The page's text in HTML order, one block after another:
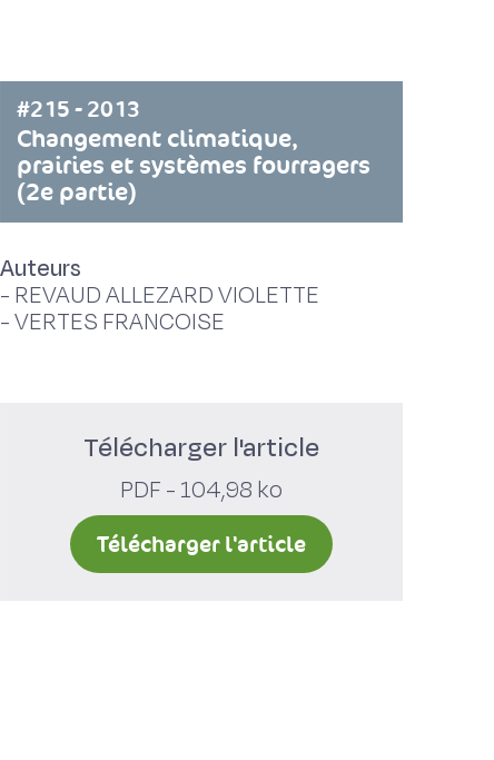
#215 - 2013
Changement climatique,
prairies et systèmes fourragers
(2e partie)
Auteurs
- REVAUD ALLEZARD VIOLETTE
-VERTES FRANCOISE
Télécharger l'article
PDF - 104,98 ko
Télécharger l'article